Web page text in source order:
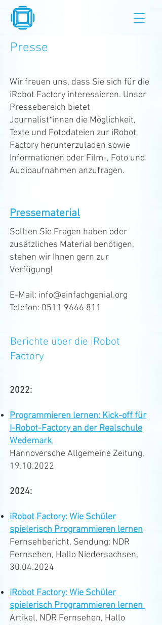
Presse
Wir freuen uns, dass Sie sich für die
iRobot Factory interessieren. Unser
Pressebereich bietet
Journalist*innen die Möglichkeit,
Texte und Fotodateien zur iRobot
Factory herunterzuladen sowie
Informationen oder Film-, Foto und
Audioaufnahmen anzufragen.
Pressematerial
Sollten Sie Fragen haben oder
zusätzliches Material benötigen,
stehen wir Ihnen gern zur
Verfügung!
E-Mail: info@einfachgenial.org
Telefon: 0511 9666 811
Berichte über die iRobot
Factory
2022:
Programmieren lernen: Kick-off für
I-Robot-Factory an der Realschule
Wedemark
Hannoversche Allgemeine Zeitung,
19.10.2022
2024:
iRobot Factory: Wie Schüler
spielerisch Programmieren lernen
Fernsehbericht, Sendung: NDR
Fernsehen, Hallo Niedersachsen,
30.04.2024
iRobot Factory: Wie Schüler
spielerisch Programmieren lernen
Artikel, NDR Fernsehen, Hallo